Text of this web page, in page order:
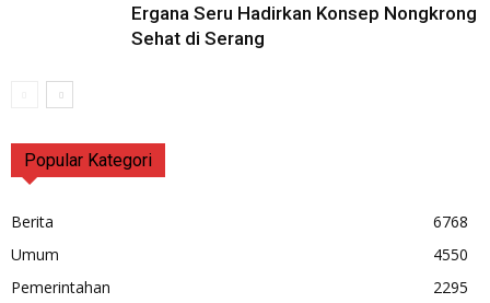
Ergana Seru Hadirkan Konsep Nongkrong
Sehat di Serang
Popular Kategori
Berita
6768
Umum
4550
Pemerintahan
2295